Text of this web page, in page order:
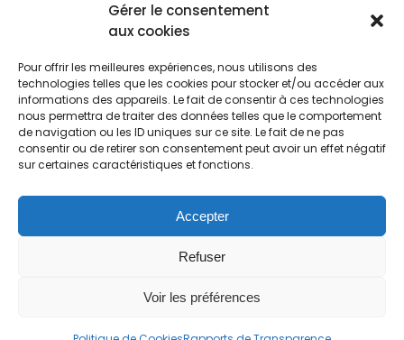
Gérer le consentement
aux cookies
Pour offrir les meilleures expériences, nous utilisons des
technologies telles que les cookies pour stocker et/ou accéder aux
informations des appareils. Le fait de consentir à ces technologies
nous permettra de traiter des données telles que le comportement
de navigation ou les ID uniques sur ce site. Le fait de ne pas
consentir ou de retirer son consentement peut avoir un effet négatif
sur certaines caractéristiques et fonctions.
Accepter
Refuser
Voir les préférences
Accounting expertise
Financial Evaluation
Pay and social
Restructuring
Transaction Services
Aurys